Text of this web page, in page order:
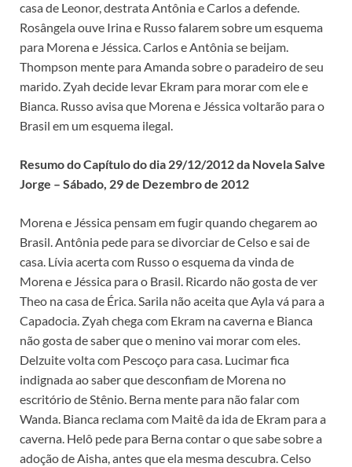
casa de Leonor, destrata Antônia e Carlos a defende.
Rosângela ouve Irina e Russo falarem sobre um esquema
para Morena e Jéssica. Carlos e Antônia se beijam.
Thompson mente para Amanda sobre o paradeiro de seu
marido. Zyah decide levar Ekram para morar com ele e
Bianca. Russo avisa que Morena e Jéssica voltarão para o
Brasil em um esquema ilegal.
Resumo do Capítulo do dia 29/12/2012 da Novela Salve
Jorge – Sábado, 29 de Dezembro de 2012
Morena e Jéssica pensam em fugir quando chegarem ao
Brasil. Antônia pede para se divorciar de Celso e sai de
casa. Lívia acerta com Russo o esquema da vinda de
Morena e Jéssica para o Brasil. Ricardo não gosta de ver
Theo na casa de Érica. Sarila não aceita que Ayla vá para a
Capadocia. Zyah chega com Ekram na caverna e Bianca
não gosta de saber que o menino vai morar com eles.
Delzuite volta com Pescoço para casa. Lucimar fica
indignada ao saber que desconfiam de Morena no
escritório de Stênio. Berna mente para não falar com
Wanda. Bianca reclama com Maitê da ida de Ekram para a
caverna. Helô pede para Berna contar o que sabe sobre a
adoção de Aisha, antes que ela mesma descubra. Celso